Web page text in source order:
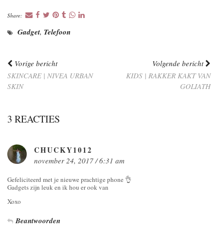
Share:
Gadget, Telefoon
Vorige bericht
SKINCARE | NIVEA URBAN
SKIN
Volgende bericht
KIDS | RAKKER KAKT VAN
GOLIATH
3 REACTIES
CHUCKY1012
november 24, 2017 / 6:31 am
Gefeliciteerd met je nieuwe prachtige phone 👌
Gadgets zijn leuk en ik hou er ook van
Xoxo
Beantwoorden